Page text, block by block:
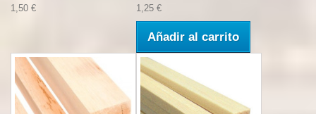
1,50 € 1,25 €
Añadir al carrito